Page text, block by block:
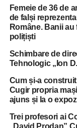
Femeie de 36 de
de falși
Române. Banii
polițiști
Schimbare de
Tehnologic „Ion
Cum și-a
Cugir propria
ajuns și la o
Trei profesori ai
„David Prodan”